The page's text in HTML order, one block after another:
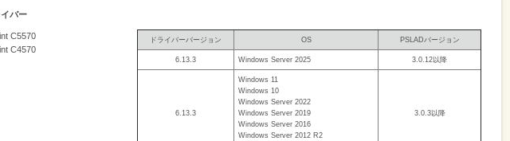
バー
C5570
C4570
ドライバーバージョン OS PSLADバージョン
6.13.3 Windows Server 2025 3.0.12以降
6.13.3
Windows 11
Windows 10
Windows Server 2022
Windows Server 2019
Windows Server 2016
Windows Server 2012 R2
3.0.3以降